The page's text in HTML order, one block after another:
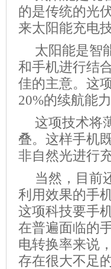
的是传统的光
来太阳能充电
太阳能是智
和手机进行结
佳的主意。这
20%的续航能力
这项技术将
叠。这样手机
非自然光进行充
当然，目前
利用效果的手
这项科技要手
在普遍面临的
电转换率来说
存在很大不足